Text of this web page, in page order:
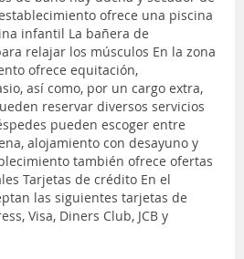
ofrece una piscina
infantil La bañera de
relajar los músculos En la zona
ofrece equitación,
así como, por un cargo extra,
reservar diversos servicios
pueden escoger entre
alojamiento con desayuno y
también ofrece ofertas
Tarjetas de crédito En el
las siguientes tarjetas de
Visa, Diners Club, JCB y